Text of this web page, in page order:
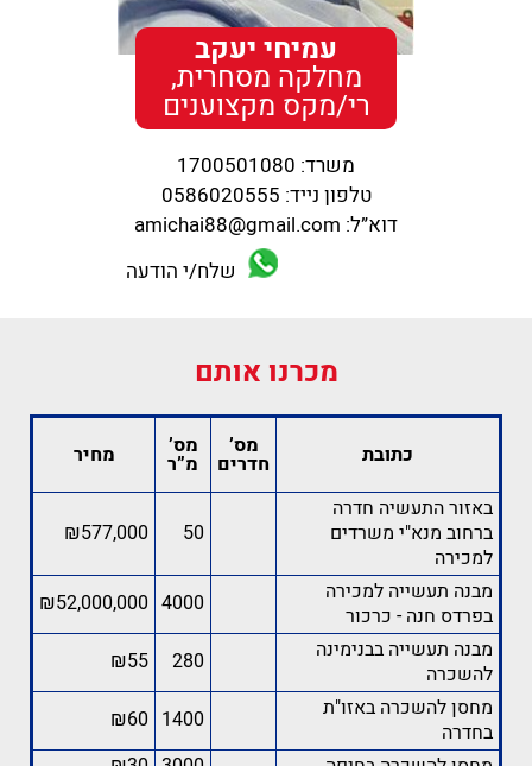
עמיחי יעקב
מחלקה מסחרית,
רי/מקס מקצוענים
משרד: 1700501080
טלפון נייד: 0586020555
דוא”ל: amichai88@gmail.com
שלח/י הודעה
מכרנו אותם
כתובת מס’
חדרים
מס’
מ”ר
מחיר
באזור התעשיה חדרה
ברחוב מנא"י משרדים
למכירה
50
₪577,000
מבנה תעשייה למכירה
בפרדס חנה - כרכור
4000
₪52,000,000
מבנה תעשייה בבנימינה
להשכרה
280
₪55
מחסן להשכרה באזו"ת
בחדרה
1400
₪60